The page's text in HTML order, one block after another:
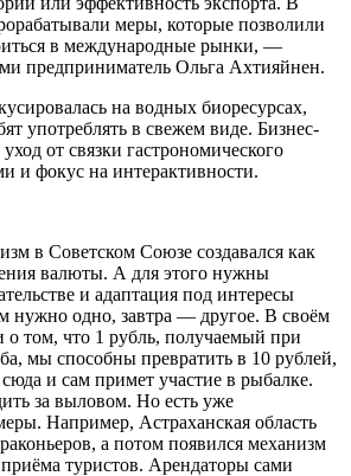
меры, которые позволили
в международные рынки, —
предприниматель Ольга Ахтияйнен.
на водных биоресурсах,
употреблять в свежем виде. Бизнес-
от связки гастрономического
и фокус на интерактивности.
в Советском Союзе создавался как
валюты. А для этого нужны
и адаптация под интересы
нужно одно, завтра — другое. В своём
о том, что 1 рубль, получаемый при
мы способны превратить в 10 рублей,
и сам примет участие в рыбалке.
за выловом. Но есть уже
Например, Астраханская область
а потом появился механизм
туристов. Арендаторы сами